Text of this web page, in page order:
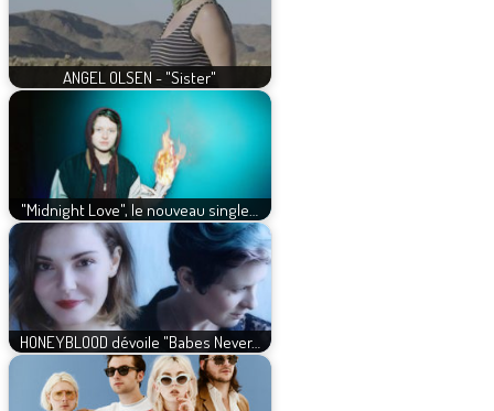
ANGEL OLSEN - "Sister"
"Midnight Love", le nouveau single…
HONEYBLOOD dévoile "Babes Never…